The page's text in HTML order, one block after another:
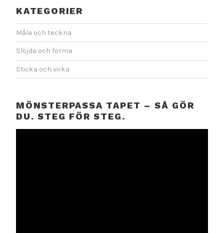
KATEGORIER
Måla och teckna
Slöjda och forma
Sticka och virka
MÖNSTERPASSA TAPET – SÅ GÖR
DU. STEG FÖR STEG.